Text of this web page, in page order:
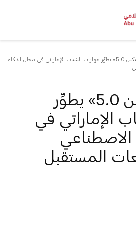
برنامج «تمكين 5.0» يطوِّر مهارات الشباب الإماراتي في مجال الذكاء
برنامج «تمكين 5.0» يطوِّر
الإماراتي في
الاصطناعي
المستقبل